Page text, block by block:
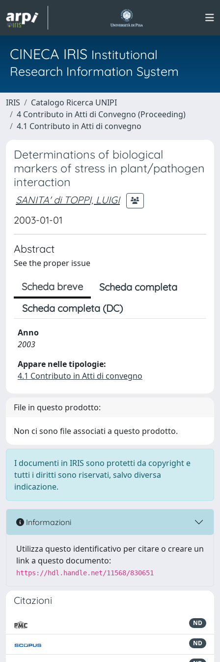
CINECA IRIS Institutional
Research Information System
IRIS
Catalogo Ricerca UNIPI
4 Contributo in Atti di Convegno (Proceeding)
4.1 Contributo in Atti di convegno
Determinations of biological
markers of stress in plant/pathogen
interaction
SANITA' di TOPPI, LUIGI
2003-01-01
Abstract
See the proper issue
Scheda breve
Scheda completa
Scheda completa (DC)
Anno
2003
Appare nelle tipologie:
4.1 Contributo in Atti di convegno
File in questo prodotto:
Non ci sono file associati a questo prodotto.
I documenti in IRIS sono protetti da copyright e
tutti i diritti sono riservati, salvo diversa
indicazione.
Informazioni
Utilizza questo identificativo per citare o creare un
link a questo documento:
https://hdl.handle.net/11568/830651
Citazioni
ND
ND